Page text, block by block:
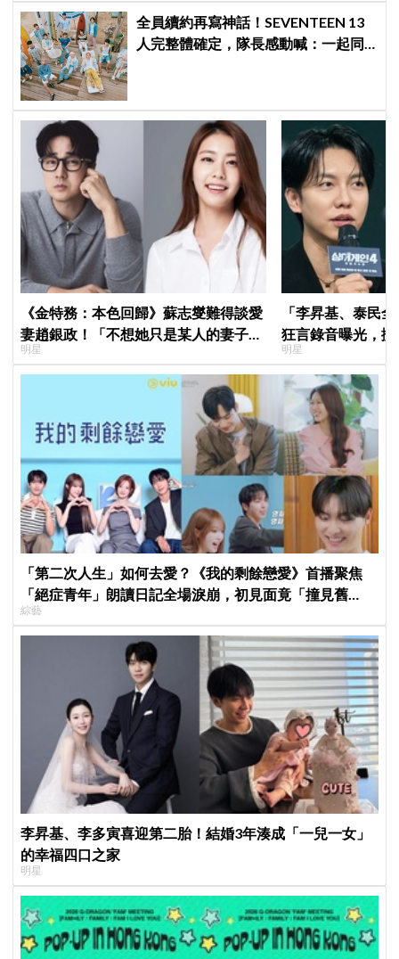
全員續約再寫神話！SEVENTEEN 13
人完整體確定，隊長感動喊：一起同
《金特務：本色回歸》蘇志燮難得談愛
妻趙銀政！「不想她只是某人的妻子」
一句話展現滿滿尊重與愛
明星
「李昇基、泰民
狂言錄音曝光，
證金、糾紛再升級
明星
「第二次人生」如何去愛？《我的剩餘戀愛》首播聚焦
「絕症青年」朗讀日記全場淚崩，初見面竟「撞見舊
識」！
綜藝
李昇基、李多寅喜迎第二胎！結婚3年湊成「一兒一女」
的幸福四口之家
明星